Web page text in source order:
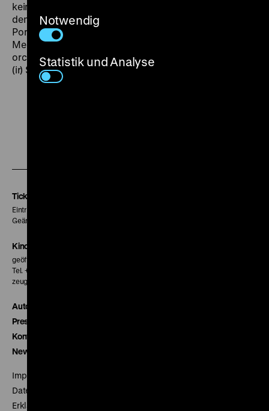
kein Kunststück. M?nescu will davor vor dem Rathaus
demonstriert haben, niemand aber will es bezeugen.
Porumboius Debüt schrieb Film- und auch
Mentalitätsgeschichte, „ein Meisterwerk an sorgfältig
orchestriertem Chaos", schreibt die
(ir) SA 22.11. um 21 Uhr
Tickets
Eintritt 5 €
Geänderte Preise sind im Programm vermerkt.
Kinokasse
geöffnet 30 Minuten vor Beginn der ersten Vorstellung
Tel. + 49 30 20304-770
zeughauskino@dhm.de
Autor*innen
Presse
Kontakt
Newsletter
Impressum
Datenschutz
Erklärung digitale Barrierefreiheit
Notwendig
Statistik und Analyse